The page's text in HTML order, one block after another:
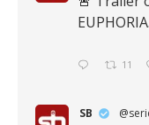
EUPHORIA.
11
SB